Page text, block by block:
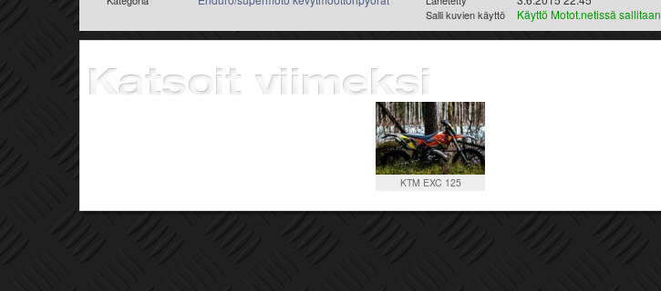
Salli kuvien käyttö Käyttö Motot.netissä sallitaan
KTM EXC 125